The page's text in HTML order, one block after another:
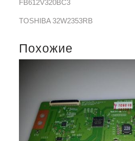
FB612V320BC3
TOSHIBA 32W2353RB
Похожие